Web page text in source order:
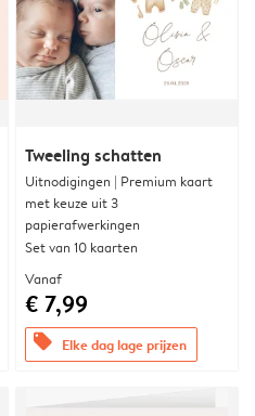
Tweeling schatten
Uitnodigingen | Premium kaart
met keuze uit 3
papierafwerkingen
Set van 10 kaarten
Vanaf
€ 7,99
offers Elke dag lage prijzen